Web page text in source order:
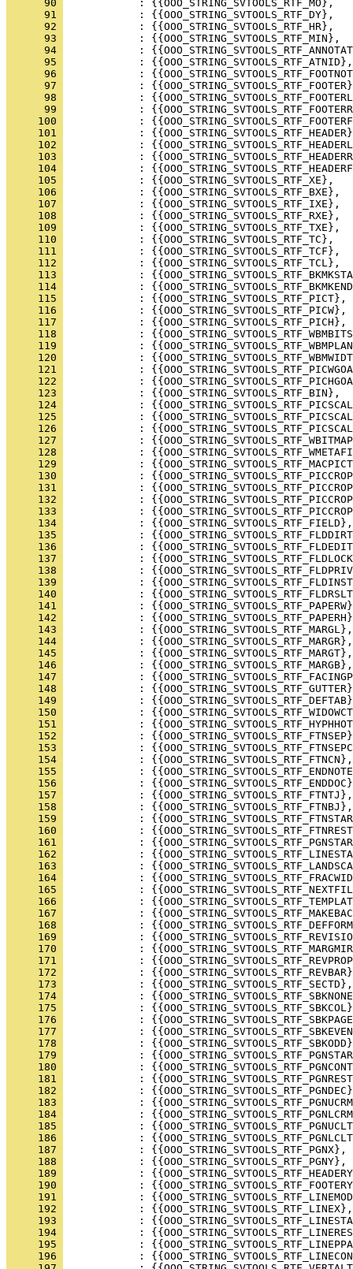
      90
      91
      92
      93
      94
      95
      96
      97
      98
      99
     100
     101
     102
     103
     104
     105
     106
     107
     108
     109
     110
     111
     112
     113
     114
     115
     116
     117
     118
     119
     120
     121
     122
     123
     124
     125
     126
     127
     128
     129
     130
     131
     132
     133
     134
     135
     136
     137
     138
     139
     140
     141
     142
     143
     144
     145
     146
     147
     148
     149
     150
     151
     152
     153
     154
     155
     156
     157
     158
     159
     160
     161
     162
     163
     164
     165
     166
     167
     168
     169
     170
     171
     172
     173
     174
     175
     176
     177
     178
     179
     180
     181
     182
     183
     184
     185
     186
     187
     188
     189
     190
     191
     192
     193
     194
     195
     196